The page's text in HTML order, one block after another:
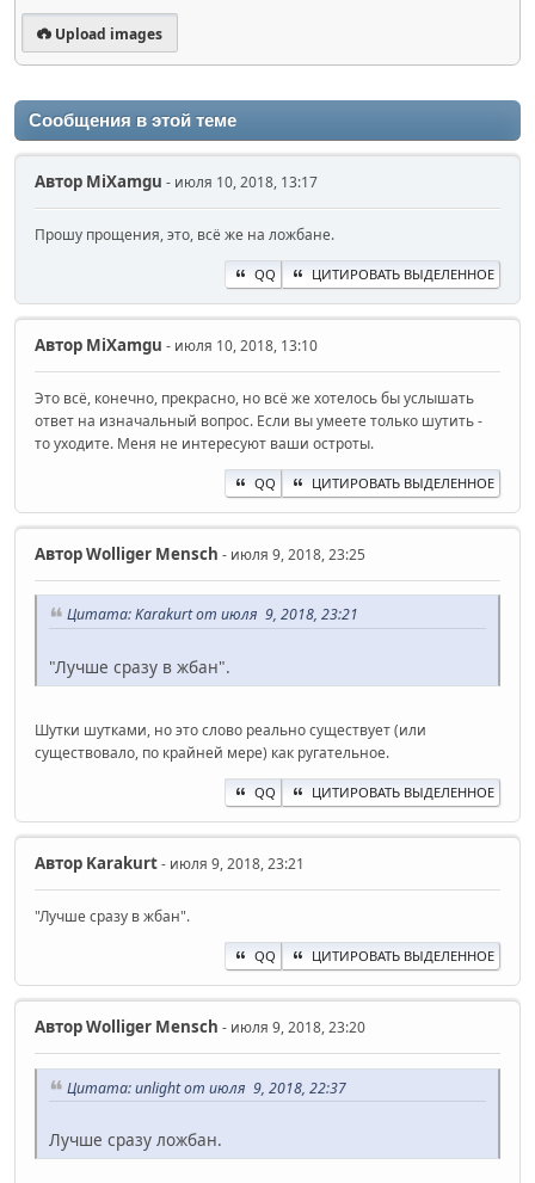
Upload images
Сообщения в этой теме
Автор MiXamgu - июля 10, 2018, 13:17
Прошу прощения, это, всё же на ложбане.
QQ ЦИТИРОВАТЬ ВЫДЕЛЕННОЕ
Автор MiXamgu - июля 10, 2018, 13:10
Это всё, конечно, прекрасно, но всё же хотелось бы услышать
ответ на изначальный вопрос. Если вы умеете только шутить -
то уходите. Меня не интересуют ваши остроты.
QQ ЦИТИРОВАТЬ ВЫДЕЛЕННОЕ
АвторWolliger Mensch - июля 9, 2018, 23:25
Цитата: Karakurt от июля 9, 2018, 23:21
"Лучше сразу в жбан".
Шутки шутками, но это слово реально существует (или
существовало, по крайней мере) как ругательное.
QQ ЦИТИРОВАТЬ ВЫДЕЛЕННОЕ
Автор Karakurt- июля 9, 2018, 23:21
"Лучше сразу в жбан".
QQ ЦИТИРОВАТЬ ВЫДЕЛЕННОЕ
АвторWolliger Mensch - июля 9, 2018, 23:20
Цитата: unlight от июля 9, 2018, 22:37
Лучше сразу ложбан.